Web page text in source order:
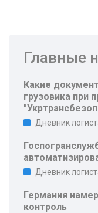
Главные
Какие
грузовика при
Дневник
Дневник
Германия
контроль